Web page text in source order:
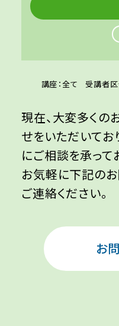
講座：全て 受講者区
現在、大変多くの
せをいただいてお
にご相談を承って
お気軽に下記の
ご連絡ください。
お